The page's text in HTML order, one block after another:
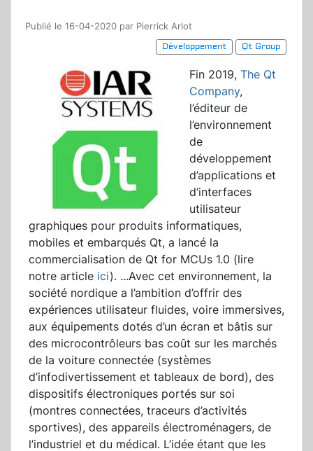
Publié le 16-04-2020 par Pierrick Arlot
Développement
Qt Group
Fin 2019, The Qt
Company,
l’éditeur de
l’environnement
de
développement
d’applications et
d’interfaces
utilisateur
graphiques pour produits informatiques,
mobiles et embarqués Qt, a lancé la
commercialisation de Qt for MCUs 1.0 (lire
notre article ici). ...Avec cet environnement, la
société nordique a l’ambition d’offrir des
expériences utilisateur fluides, voire immersives,
aux équipements dotés d’un écran et bâtis sur
des microcontrôleurs bas coût sur les marchés
de la voiture connectée (systèmes
d’infodivertissement et tableaux de bord), des
dispositifs électroniques portés sur soi
(montres connectées, traceurs d’activités
sportives), des appareils électroménagers, de
l’industriel et du médical. L’idée étant que les